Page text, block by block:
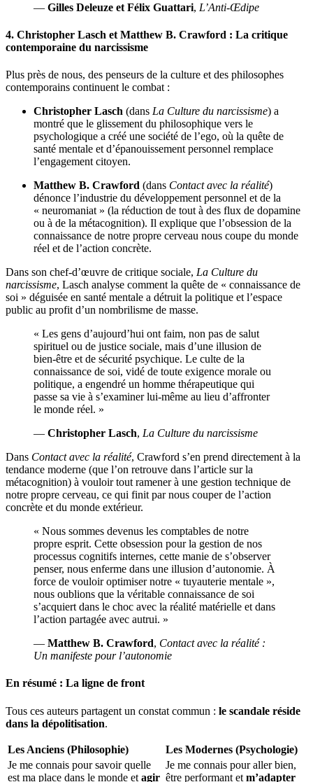
— Gilles Deleuze et Félix Guattari, L’Anti-Œdipe
4. Christopher Lasch et Matthew B. Crawford : La critique
contemporaine du narcissisme
Plus près de nous, des penseurs de la culture et des philosophes
contemporains continuent le combat :
Christopher Lasch (dans La Culture du narcissisme) a
montré que le glissement du philosophique vers le
psychologique a créé une société de l’ego, où la quête de
santé mentale et d’épanouissement personnel remplace
l’engagement citoyen.
Matthew B. Crawford (dans Contact avec la réalité)
dénonce l’industrie du développement personnel et de la
« neuromaniat » (la réduction de tout à des flux de dopamine
ou à de la métacognition). Il explique que l’obsession de la
connaissance de notre propre cerveau nous coupe du monde
réel et de l’action concrète.
Dans son chef-d’œuvre de critique sociale, La Culture du
narcissisme, Lasch analyse comment la quête de « connaissance de
soi » déguisée en santé mentale a détruit la politique et l’espace
public au profit d’un nombrilisme de masse.
« Les gens d’aujourd’hui ont faim, non pas de salut
spirituel ou de justice sociale, mais d’une illusion de
bien-être et de sécurité psychique. Le culte de la
connaissance de soi, vidé de toute exigence morale ou
politique, a engendré un homme thérapeutique qui
passe sa vie à s’examiner lui-même au lieu d’affronter
le monde réel. »
— Christopher Lasch, La Culture du narcissisme
Dans Contact avec la réalité, Crawford s’en prend directement à la
tendance moderne (que l’on retrouve dans l’article sur la
métacognition) à vouloir tout ramener à une gestion technique de
notre propre cerveau, ce qui finit par nous couper de l’action
concrète et du monde extérieur.
« Nous sommes devenus les comptables de notre
propre esprit. Cette obsession pour la gestion de nos
processus cognitifs internes, cette manie de s’observer
penser, nous enferme dans une illusion d’autonomie. À
force de vouloir optimiser notre « tuyauterie mentale »,
nous oublions que la véritable connaissance de soi
s’acquiert dans le choc avec la réalité matérielle et dans
l’action partagée avec autrui. »
— Matthew B. Crawford, Contact avec la réalité :
Un manifeste pour l’autonomie
En résumé : La ligne de front
Tous ces auteurs partagent un constat commun : le scandale réside
dans la dépolitisation.
Les Anciens (Philosophie)
Les Modernes (Psychologie)
Je me connais pour savoir quelle
est ma place dans le monde et agir
Je me connais pour aller bien,
être performant et m’adapter